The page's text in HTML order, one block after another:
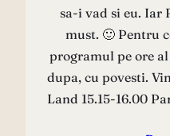
sa-i vad si eu. Iar
must. 🙂 Pentru
programul pe ore
dupa, cu povesti.
Land 15.15-16.00